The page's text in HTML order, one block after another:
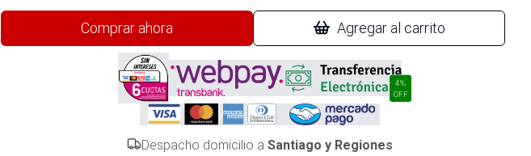
Comprar ahora Agregar al carrito
4%
OFF
Despacho domicilio a Santiago y Regiones